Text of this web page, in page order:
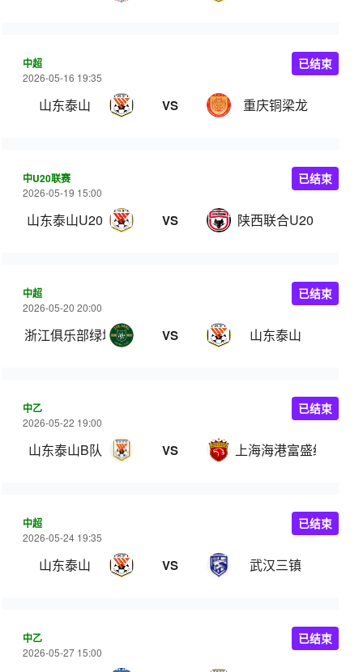
中超
2026-05-16 19:35
山东泰山 VS 重庆铜梁龙
已结束
中U20联赛
2026-05-19 15:00
山东泰山U20 VS 陕西联合U20
已结束
中超
2026-05-20 20:00
浙江俱乐部绿城 VS 山东泰山
已结束
中乙
2026-05-22 19:00
山东泰山B队 VS 上海海港富盛经开
已结束
中超
2026-05-24 19:35
山东泰山 VS 武汉三镇
已结束
中乙
2026-05-27 15:00
已结束